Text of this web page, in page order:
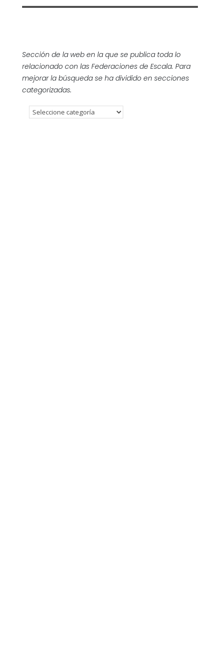
Sección de la web en la que se publica toda lo
relacionado con las Federaciones de Escala. Para
mejorar la búsqueda se ha dividido en secciones
categorizadas.